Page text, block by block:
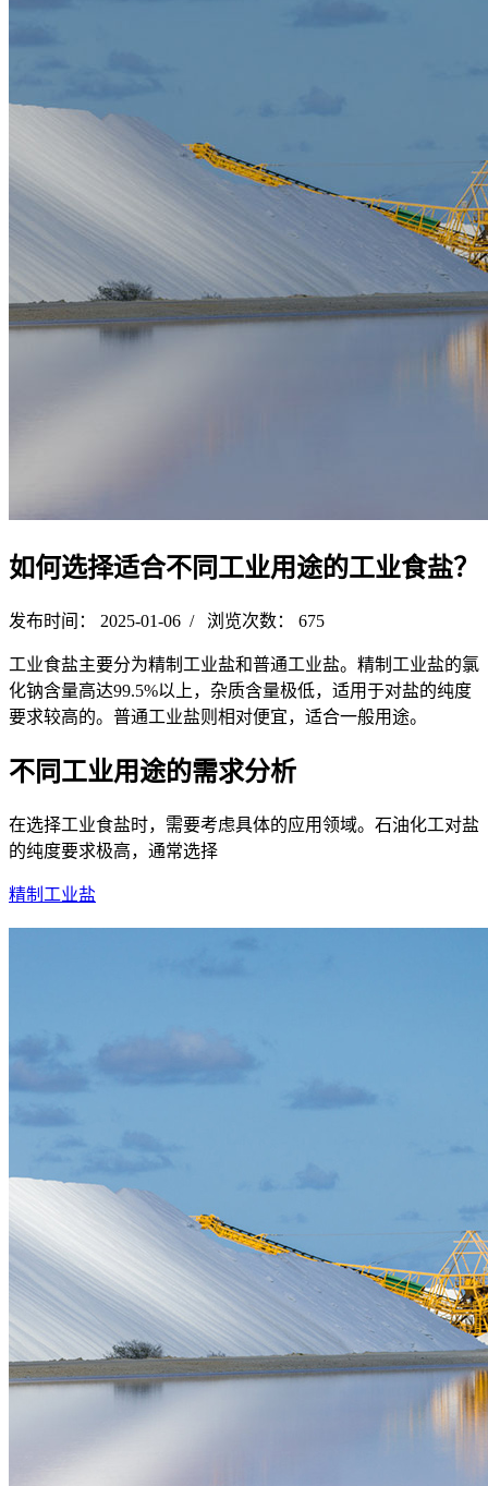
如何选择适合不同工业用途的工业食盐？
发布时间： 2025-01-06 / 浏览次数： 675
工业食盐主要分为精制工业盐和普通工业盐。精制工业盐的氯
化钠含量高达99.5%以上，杂质含量极低，适用于对盐的纯度
要求较高的。普通工业盐则相对便宜，适合一般用途。
不同工业用途的需求分析
在选择工业食盐时，需要考虑具体的应用领域。石油化工对盐
的纯度要求极高，通常选择
精制工业盐